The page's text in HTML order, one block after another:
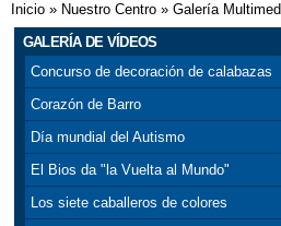
Se encuentra usted
Inicio » Nuestro Centro » Galería
GALERÍA DE VÍDEOS
Concurso de decoración de calabazas
Corazón de Barro
Día mundial del Autismo
El Bios da "la Vuelta al Mundo"
Los siete caballeros de colores